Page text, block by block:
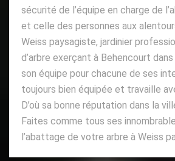
sécurité de l’équipe en charge de
et celle des personnes aux
Weiss paysagiste, jardinier
d’arbre exerçant à Behencourt
son équipe pour chacune de ses
toujours bien équipée et travaille
D’où sa bonne réputation dans la
Faites comme tous ses
l’abattage de votre arbre à Weiss